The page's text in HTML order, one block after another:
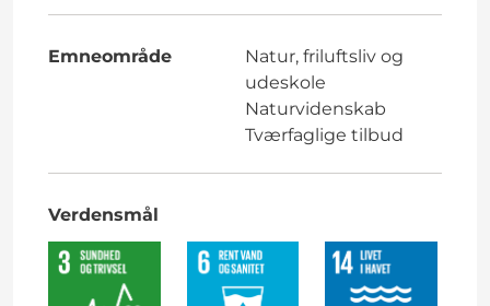
Emneområde
Natur, friluftsliv og
udeskole
Naturvidenskab
Tværfaglige tilbud
Verdensmål